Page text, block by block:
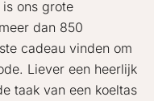
ons grote
dan 850
cadeau vinden om
Liever een heerlijk
taak van een koeltas